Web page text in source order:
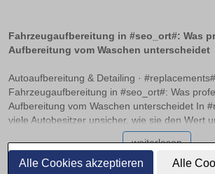
Alle Cookies akzeptieren Alle
Fahrzeugaufbereitung in #seo_ort#: Was
Aufbereitung vom Waschen unterscheidet
Autoaufbereitung & Detailing · #replacements#
Fahrzeugaufbereitung in #seo_ort#: Was
Aufbereitung vom Waschen unterscheidet In
viele Autobesitzer unsicher, wie sie den Wert
Fahrzeugs langfristig erhalten können.
Autowäsche Schmutz entfernt, bietet die
Fahrzeugaufbereitung weit mehr: Sie umfasst
weiterlesen